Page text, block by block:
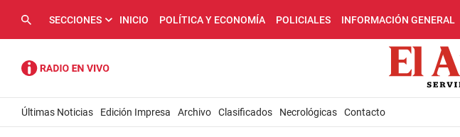
SECCIONES INICIO POLÍTICA Y ECONOMÍA POLICIALES INFORMACIÓN GENERAL
Últimas Noticias Edición Impresa Archivo Clasificados Necrológicas Contacto